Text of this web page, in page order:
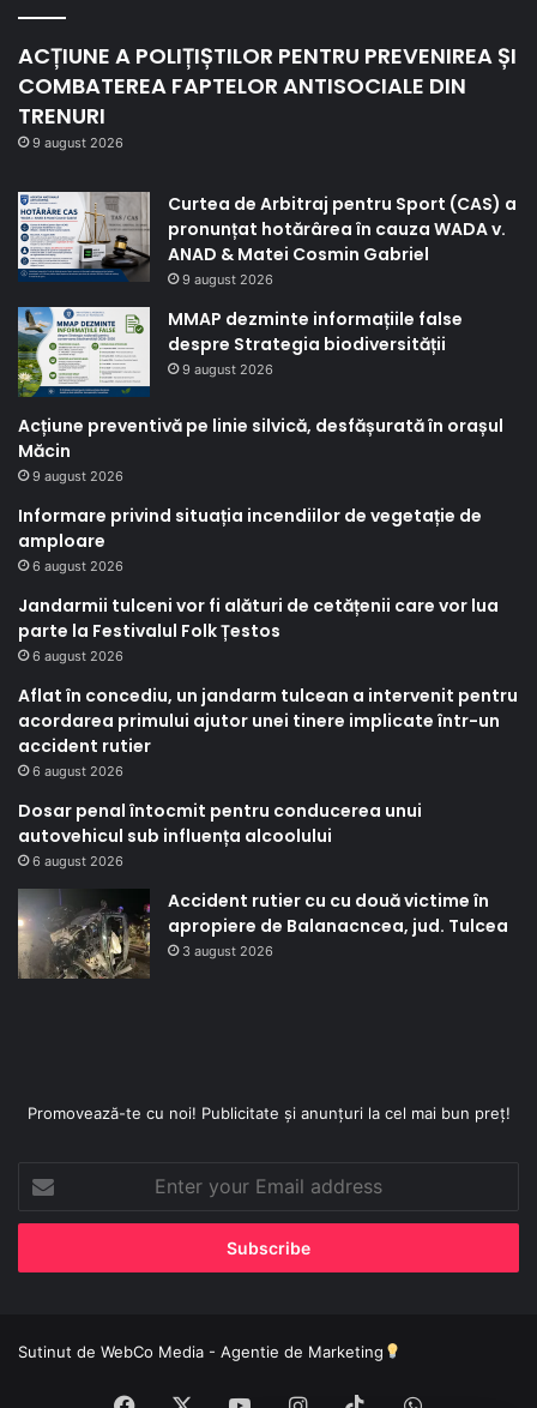
ACȚIUNE A POLIȚIȘTILOR PENTRU PREVENIREA ȘI
COMBATEREA FAPTELOR ANTISOCIALE DIN
TRENURI
9 august 2026
Curtea de Arbitraj pentru Sport (CAS) a
pronunțat hotărârea în cauza WADA v.
ANAD & Matei Cosmin Gabriel
9 august 2026
MMAP dezminte informațiile false
despre Strategia biodiversității
9 august 2026
Acțiune preventivă pe linie silvică, desfășurată în orașul
Măcin
9 august 2026
Informare privind situația incendiilor de vegetație de
amploare
6 august 2026
Jandarmii tulceni vor fi alături de cetățenii care vor lua
parte la Festivalul Folk Țestos
6 august 2026
Aflat în concediu, un jandarm tulcean a intervenit pentru
acordarea primului ajutor unei tinere implicate într-un
accident rutier
6 august 2026
Dosar penal întocmit pentru conducerea unui
autovehicul sub influența alcoolului
6 august 2026
Accident rutier cu cu două victime în
apropiere de Balanacncea, jud. Tulcea
3 august 2026
Promovează-te cu noi! Publicitate și anunțuri la cel mai bun preț!
your
Email
Sutinut de WebCo Media - Agentie de Marketing